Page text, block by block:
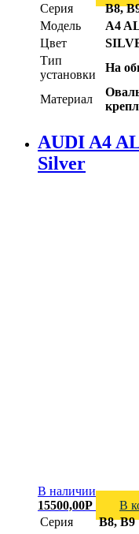
Серия
B8,
Модель
A4
Цвет
Тип
установки
На
Материал
AUDI A4
Silver
В наличии
15500,00Р
В
Серия
B8, B9